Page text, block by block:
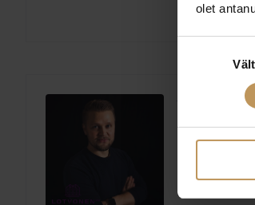
olet
Vesa
Lotvonen
Koulutus: